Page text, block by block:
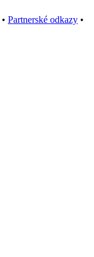
• Partnerské odkazy •